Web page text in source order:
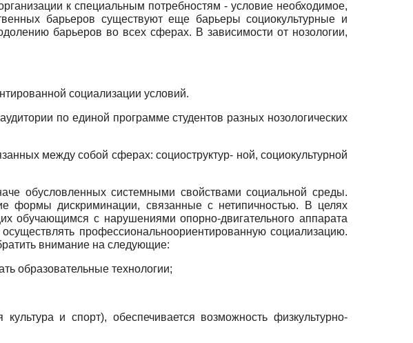
к специальным потребностям - условие необходимое,
барьеров существуют еще барьеры социокультурные и
барьеров во всех сферах. В зависимости от нозологии,
социализации условий.
по единой программе студентов разных нозологических
между собой сферах: социоструктур- ной, социокультурной
обусловленных системными свойствами социальной среды.
формы дискриминации, связанные с нетипичностью. В целях
обучающимся с нарушениями опорно-двигательного аппарата
профессионально­ориентированную социализацию.
внимание на следующие:
образовательные технологии;
и спорт), обеспечивается возможность физкультурно-